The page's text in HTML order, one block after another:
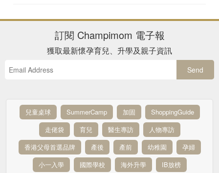
訂閱 Champimom 電子報
獲取最新懷孕育兒、升學及親子資訊
Send
兒童桌球 SummerCamp 加固
ShoppingGuide
走佬袋
育兒 醫生專訪
人物專訪
香港父母首選品牌
產後 產前 幼稚園
孕婦
小一入學
國際學校 海外升學
IB放榜